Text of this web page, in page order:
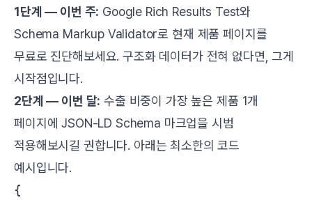
1단계 — 이번 주: Google Rich Results Test와
Schema Markup Validator로 현재 제품 페이지를
무료로 진단해보세요. 구조화 데이터가 전혀 없다면, 그게
시작점입니다.
2단계 — 이번 달: 수출 비중이 가장 높은 제품 1개
페이지에 JSON-LD Schema 마크업을 시범
적용해보시길 권합니다. 아래는 최소한의 코드
예시입니다.
{